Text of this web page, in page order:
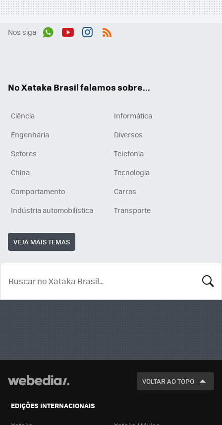
Nos siga
No Xataka Brasil falamos sobre...
Ciência
Informática
Engenharia
Diversos
Setores
Telefonia
China
Tecnologia
Comportamento
Carros
Indústria automobilística
Transporte
VEJA MAIS TEMAS
VOLTAR AO TOPO
EDIÇÕES INTERNACIONAIS